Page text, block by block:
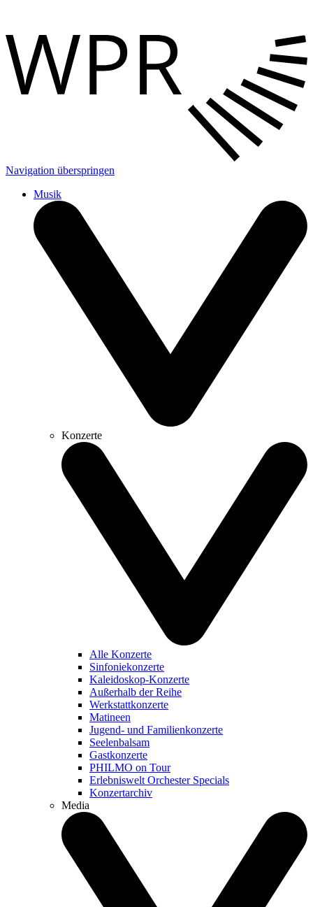
Navigation überspringen
Musik
Konzerte
Alle Konzerte
Sinfoniekonzerte
Kaleidoskop-Konzerte
Außerhalb der Reihe
Werkstattkonzerte
Matineen
Jugend- und Familienkonzerte
Seelenbalsam
Gastkonzerte
PHILMO on Tour
Erlebniswelt Orchester Specials
Konzertarchiv
Media